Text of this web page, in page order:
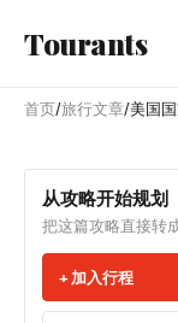
Tourants
首页/旅行文章/美国
从攻略开始规划
把这篇攻略直接转
加入行程